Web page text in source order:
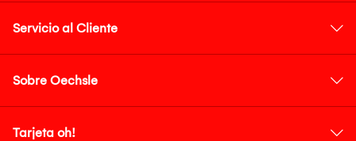
Servicio al Cliente
Sobre Oechsle
Tarjeta oh!